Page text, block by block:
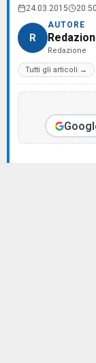
24.03.2015 20:50
R
AUTORE
Redazione
Tutti gli articoli →